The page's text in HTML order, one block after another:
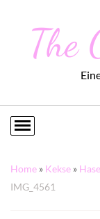
The
Home » Kekse »
IMG_4561